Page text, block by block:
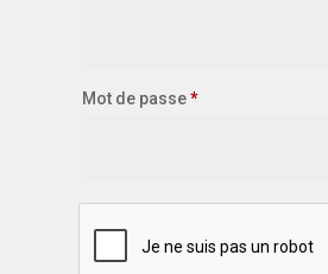
Mot de passe*Obligatoire